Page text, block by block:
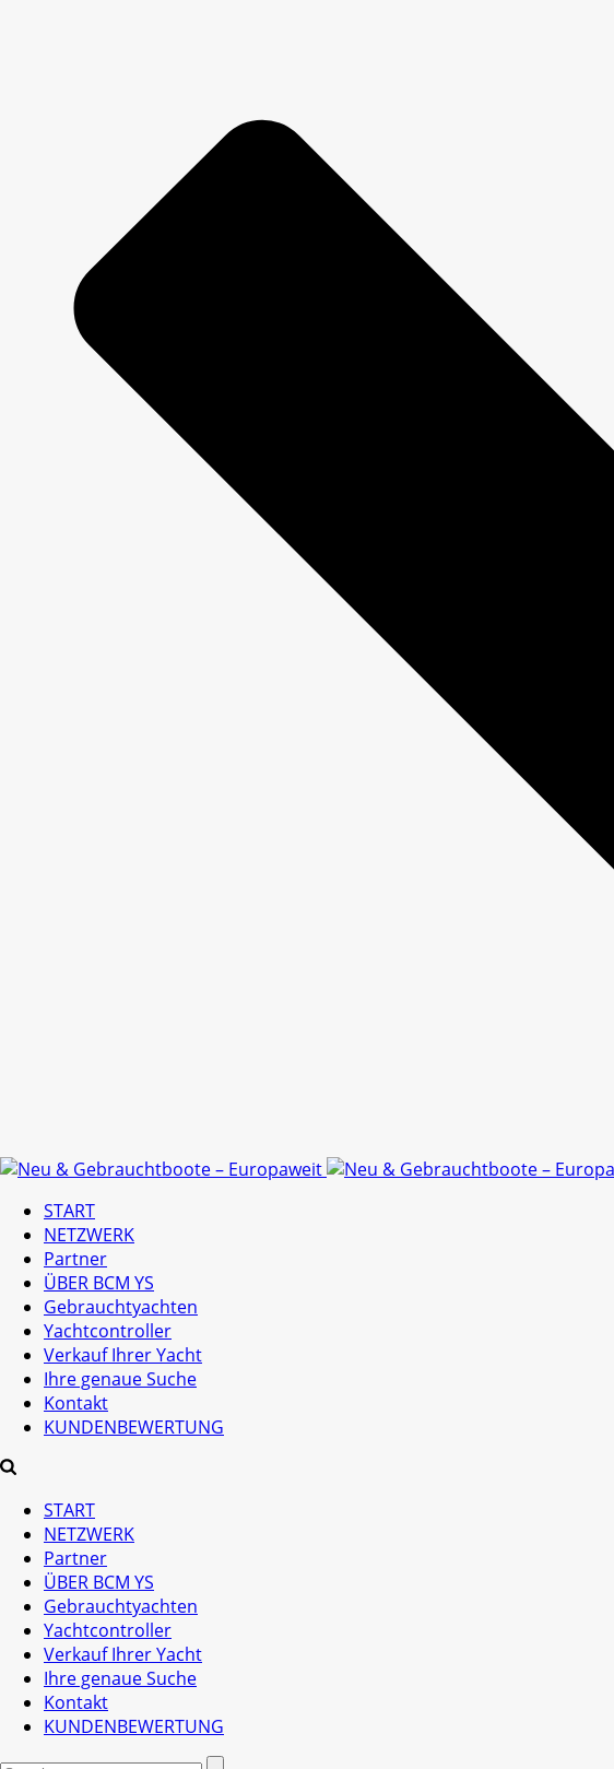
START
NETZWERK
Partner
ÜBER BCM YS
Gebrauchtyachten
Yachtcontroller
Verkauf Ihrer Yacht
Ihre genaue Suche
Kontakt
KUNDENBEWERTUNG
START
NETZWERK
Partner
ÜBER BCM YS
Gebrauchtyachten
Yachtcontroller
Verkauf Ihrer Yacht
Ihre genaue Suche
Kontakt
KUNDENBEWERTUNG